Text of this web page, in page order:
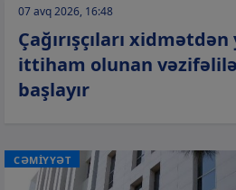
07 avq 2026, 16:48
Çağırışçıları
ittiham olunan
başlayır
CƏMİYYƏT